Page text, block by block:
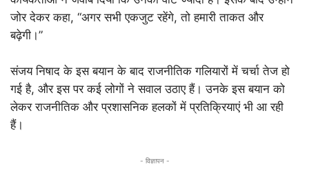
जोर देकर कहा, “अगर सभी एकजुट रहेंगे, तो हमारी ताकत और
बढ़ेगी।”
संजय निषाद के इस बयान के बाद राजनीतिक गलियारों में चर्चा तेज हो
गई है, और इस पर कई लोगों ने सवाल उठाए हैं। उनके इस बयान को
लेकर राजनीतिक और प्रशासनिक हलकों में प्रतिक्रियाएं भी आ रही
हैं।
- विज्ञापन -